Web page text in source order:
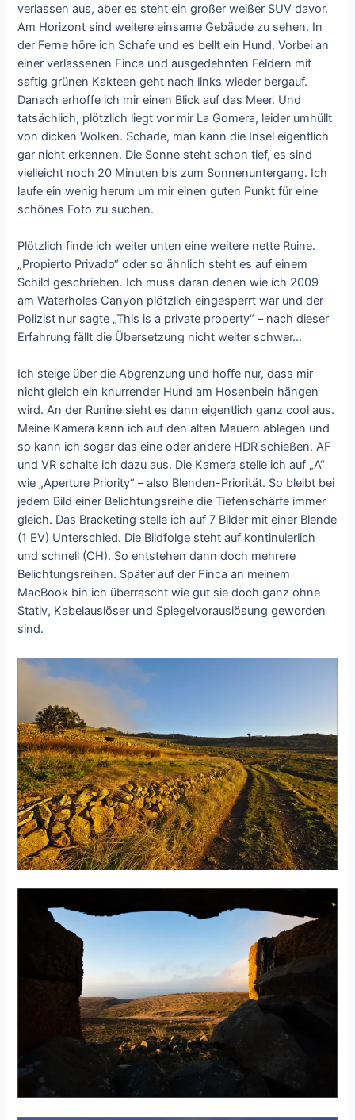
verlassen aus, aber es steht ein großer weißer SUV davor.
Am Horizont sind weitere einsame Gebäude zu sehen. In
der Ferne höre ich Schafe und es bellt ein Hund. Vorbei an
einer verlassenen Finca und ausgedehnten Feldern mit
saftig grünen Kakteen geht nach links wieder bergauf.
Danach erhoffe ich mir einen Blick auf das Meer. Und
tatsächlich, plötzlich liegt vor mir La Gomera, leider umhüllt
von dicken Wolken. Schade, man kann die Insel eigentlich
gar nicht erkennen. Die Sonne steht schon tief, es sind
vielleicht noch 20 Minuten bis zum Sonnenuntergang. Ich
laufe ein wenig herum um mir einen guten Punkt für eine
schönes Foto zu suchen.
Plötzlich finde ich weiter unten eine weitere nette Ruine.
„Propierto Privado“ oder so ähnlich steht es auf einem
Schild geschrieben. Ich muss daran denen wie ich 2009
am Waterholes Canyon plötzlich eingesperrt war und der
Polizist nur sagte „This is a private property“ – nach dieser
Erfahrung fällt die Übersetzung nicht weiter schwer…
Ich steige über die Abgrenzung und hoffe nur, dass mir
nicht gleich ein knurrender Hund am Hosenbein hängen
wird. An der Runine sieht es dann eigentlich ganz cool aus.
Meine Kamera kann ich auf den alten Mauern ablegen und
so kann ich sogar das eine oder andere HDR schießen. AF
und VR schalte ich dazu aus. Die Kamera stelle ich auf „A“
wie „Aperture Priority“ – also Blenden-Priorität. So bleibt bei
jedem Bild einer Belichtungsreihe die Tiefenschärfe immer
gleich. Das Bracketing stelle ich auf 7 Bilder mit einer Blende
(1 EV) Unterschied. Die Bildfolge steht auf kontinuierlich
und schnell (CH). So entstehen dann doch mehrere
Belichtungsreihen. Später auf der Finca an meinem
MacBook bin ich überrascht wie gut sie doch ganz ohne
Stativ, Kabelauslöser und Spiegelvorauslösung geworden
sind.